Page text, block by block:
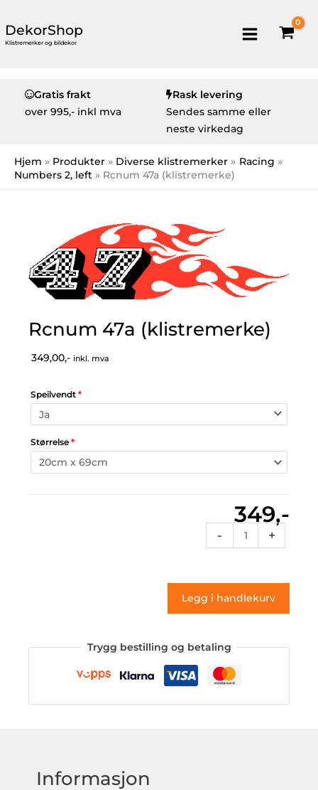
DekorShop
Klistremerker og bildekor
Gratis frakt
over 995,- inkl mva
Rask levering
Sendes samme eller
neste virkedag
Hjem Produkter Diverse klistremerker
Racing
Numbers 2, left
Rcnum 47a (klistremerke)
Rcnum 47a (klistremerke)
349,00,- inkl. mva
Speilvendt *
Størrelse *
349,-
-
47a
antall
+
Legg i handlekurv
Trygg bestilling og betaling
Informasjon